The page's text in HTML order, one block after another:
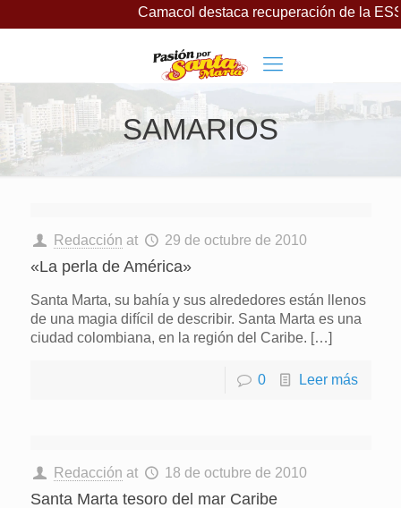
Camacol destaca recuperación de la
SAMARIOS
Redacción at 29 de octubre de 2010
«La perla de América»
Santa Marta, su bahía y sus alrededores están llenos
de una magia difícil de describir. Santa Marta es una
ciudad colombiana, en la región del Caribe. […]
0 Leer más
Redacción at 18 de octubre de 2010
Santa Marta tesoro del mar Caribe